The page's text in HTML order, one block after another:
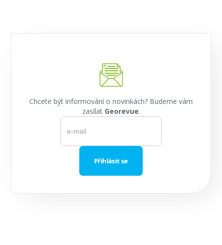
Chcete být informování o novinkách? Budeme vám
zasílat Georevue.